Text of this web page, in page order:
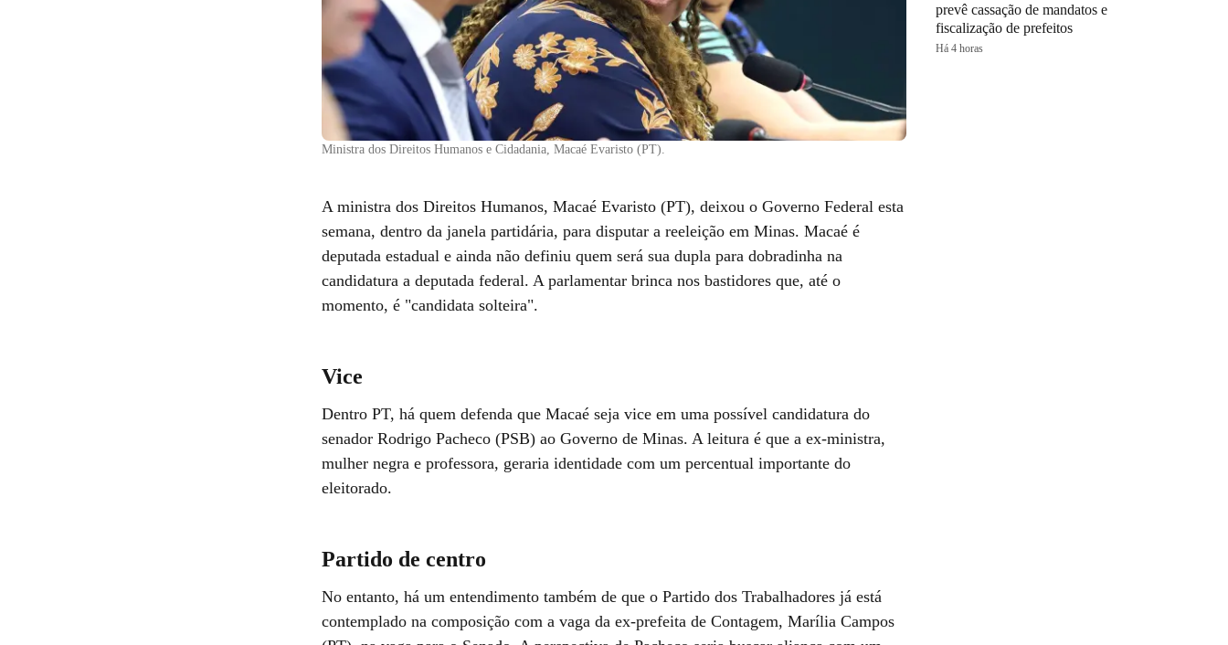
Ministra dos Direitos Humanos e Cidadania, Macaé Evaristo (PT).
A ministra dos Direitos Humanos, Macaé Evaristo (PT), deixou o Governo Federal esta
semana, dentro da janela partidária, para disputar a reeleição em Minas. Macaé é
deputada estadual e ainda não definiu quem será sua dupla para dobradinha na
candidatura a deputada federal. A parlamentar brinca nos bastidores que, até o
momento, é "candidata solteira".
Vice
Dentro PT, há quem defenda que Macaé seja vice em uma possível candidatura do
senador Rodrigo Pacheco (PSB) ao Governo de Minas. A leitura é que a ex-ministra,
mulher negra e professora, geraria identidade com um percentual importante do
eleitorado.
Partido de centro
No entanto, há um entendimento também de que o Partido dos Trabalhadores já está
contemplado na composição com a vaga da ex-prefeita de Contagem, Marília Campos
prevê cassação de mandatos e
fiscalização de prefeitos
Há 4 horas